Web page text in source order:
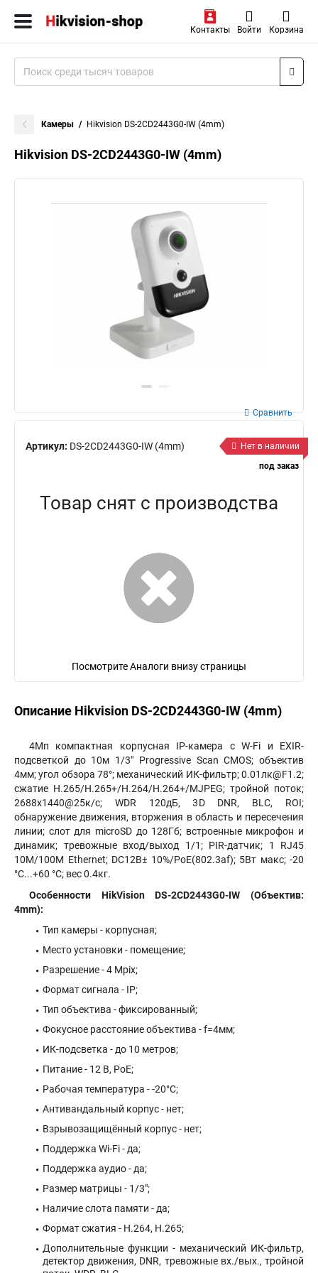
Контакты Войти Корзина
Камеры Hikvision DS-2CD2443G0-IW (4mm)
Hikvision DS-2CD2443G0-IW (4mm)
Артикул: DS-2CD2443G0-IW (4mm)
Сравнить
Нет в наличии
под заказ
Товар снят с производства
Посмотрите Аналоги внизу страницы
Описание Hikvision DS-2CD2443G0-IW (4mm)
4Мп компактная корпусная IP-камера с W-Fi и EXIR-
подсветкой до 10м 1/3" Progressive Scan CMOS; объектив
4мм; угол обзора 78°; механический ИК-фильтр; 0.01лк@F1.2;
сжатие H.265/H.265+/H.264/H.264+/MJPEG; тройной поток;
2688х1440@25к/с; WDR 120дБ, 3D DNR, BLC, ROI;
обнаружение движения, вторжения в область и пересечения
линии; слот для microSD до 128Гб; встроенные микрофон и
динамик; тревожные вход/выход 1/1; PIR-датчик; 1 RJ45
10M/100M Ethernet; DC12В± 10%/PoE(802.3af); 5Вт макс; -20
°C...+60 °C; вес 0.4кг.
Особенности HikVision DS-2CD2443G0-IW (Объектив:
4mm):
Тип камеры - корпусная;
Место установки - помещение;
Разрешение - 4 Mpix;
Формат сигнала - IP;
Тип объектива - фиксированный;
Фокусное расстояние объектива - f=4мм;
ИК-подсветка - до 10 метров;
Питание - 12 В, PoE;
Рабочая температура - -20°С;
Антивандальный корпус - нет;
Взрывозащищённый корпус - нет;
Поддержка Wi-Fi - да;
Поддержка аудио - да;
Размер матрицы - 1/3";
Наличие слота памяти - да;
Формат сжатия - H.264, H.265;
Дополнительные функции - механический ИК-фильтр,
детектор движения, DNR, тревожные вх./вых., тройной